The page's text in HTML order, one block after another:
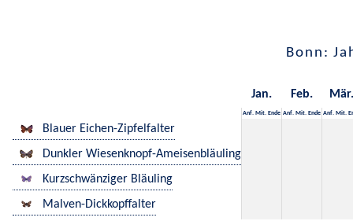
Bonn:
Jan. Feb. Mär.
Anf. Mit. Ende Anf. Mit. Ende Anf. Mit.
Blauer Eichen-Zipfelfalter
Dunkler Wiesenknopf-Ameisenbläuling
Kurzschwänziger Bläuling
Malven-Dickkopffalter